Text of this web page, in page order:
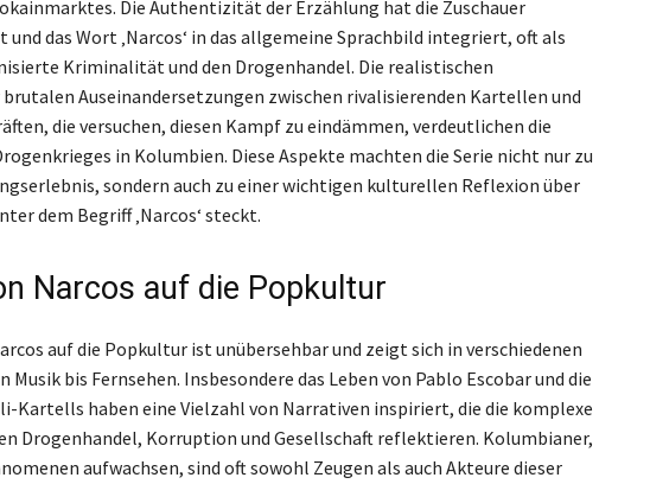
Die Authentizität der Erzählung hat die Zuschauer
das Wort ‚Narcos‘ in das allgemeine Sprachbild integriert, oft als
Kriminalität und den Drogenhandel. Die realistischen
Auseinandersetzungen zwischen rivalisierenden Kartellen und
die versuchen, diesen Kampf zu eindämmen, verdeutlichen die
in Kolumbien. Diese Aspekte machten die Serie nicht nur zu
sondern auch zu einer wichtigen kulturellen Reflexion über
dem Begriff ‚Narcos‘ steckt.
Narcos auf die Popkultur
auf die Popkultur ist unübersehbar und zeigt sich in verschiedenen
Musik bis Fernsehen. Insbesondere das Leben von Pablo Escobar und die
Kartells haben eine Vielzahl von Narrativen inspiriert, die die komplexe
Drogenhandel, Korruption und Gesellschaft reflektieren. Kolumbianer,
aufwachsen, sind oft sowohl Zeugen als auch Akteure dieser